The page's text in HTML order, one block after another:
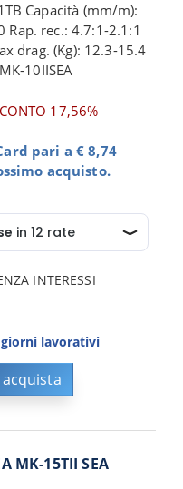
Capacità (mm/m):
rec.: 4.7:1-2.1:1
drag. (Kg): 12.3-15.4
10IISEA
17,56%
pari a € 8,74
acquisto.
INTERESSI
lavorativi
acquista
MK-15TII SEA